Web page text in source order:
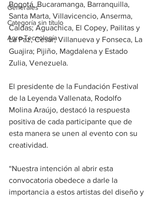
Generales
Categoría sin título
Agro-Tecnología
Bogotá, Bucaramanga, Barranquilla,
Santa Marta, Villavicencio, Anserma,
Caldas; Aguachica, El Copey, Pailitas y
La Paz, Cesar; Villanueva y Fonseca, La
Guajira; Pijiño, Magdalena y Estado
Zulia, Venezuela.
El presidente de la Fundación Festival
de la Leyenda Vallenata, Rodolfo
Molina Araújo, destacó la respuesta
positiva de cada participante que de
esta manera se unen al evento con su
creatividad.
“Nuestra intención al abrir esta
convocatoria obedece a darle la
importancia a estos artistas del diseño y